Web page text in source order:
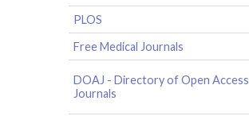
PLOS
Free Medical Journals
DOAJ - Directory of Open Access
Journals